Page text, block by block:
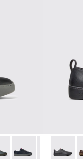
Leather Sneakers for
061
- K100479-059
Touring - K100479-058
Peu Touring -Peu Touring
Peu
Peu